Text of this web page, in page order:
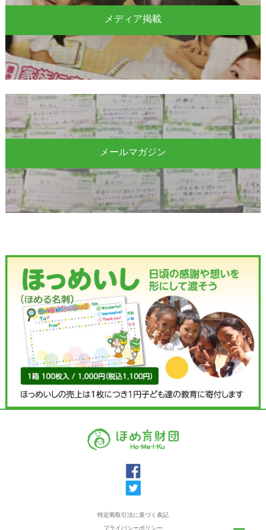
メディア掲載
メールマガジン
特定商取引法に基づく表記
プライバシーポリシー